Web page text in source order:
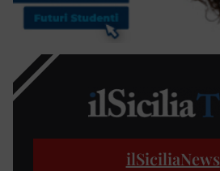
ilSiciliaNews